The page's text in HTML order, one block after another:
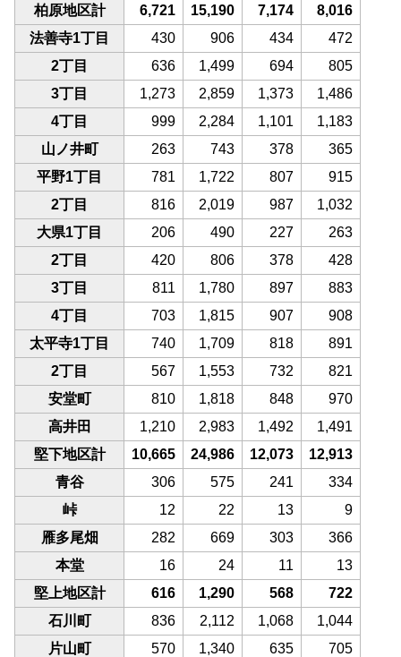
柏原地区計 6,721 15,190 7,174
8,016
法善寺1丁目
430 906 434
472
2丁目
636 1,499 694
805
3丁目
1,273 2,859 1,373
1,486
4丁目
999 2,284 1,101
1,183
山ノ井町
263 743 378
365
平野1丁目
781 1,722 807
915
2丁目
816 2,019 987
1,032
大県1丁目
206 490 227
263
2丁目
420 806 378
428
3丁目
811 1,780 897
883
4丁目
703 1,815 907
908
太平寺1丁目
740 1,709 818
891
2丁目
567 1,553 732
821
安堂町
810 1,818 848
970
高井田
1,210 2,983 1,492
1,491
堅下地区計
10,665 24,986 12,073
12,913
青谷
306 575 241
334
峠
12 22 13
9
雁多尾畑
282 669 303
366
本堂
16 24 11
13
堅上地区計
616 1,290 568
722
石川町
836 2,112 1,068
1,044
片山町
570 1,340 635
705